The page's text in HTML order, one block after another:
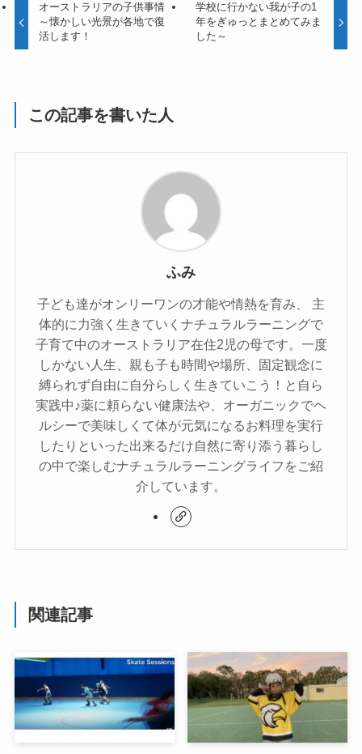
オーストラリアの子供事情
～懐かしい光景が各地で復
活します！
学校に行かない我が子の1
年をぎゅっとまとめてみま
した～
この記事を書いた人
ふみ
子ども達がオンリーワンの才能や情熱を育み、 主
体的に力強く生きていくナチュラルラーニングで
子育て中のオーストラリア在住2児の母です。一度
しかない人生、親も子も時間や場所、固定観念に
縛られず自由に自分らしく生きていこう！と自ら
実践中♪薬に頼らない健康法や、オーガニックでヘ
ルシーで美味しくて体が元気になるお料理を実行
したりといった出来るだけ自然に寄り添う暮らし
の中で楽しむナチュラルラーニングライフをご紹
介しています。
関連記事